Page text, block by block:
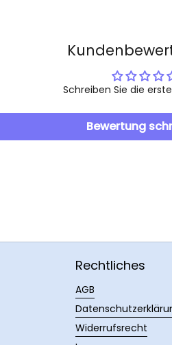
Schreiben Sie die
Bewertung
Rechtliches
AGB
Widerrufsrecht